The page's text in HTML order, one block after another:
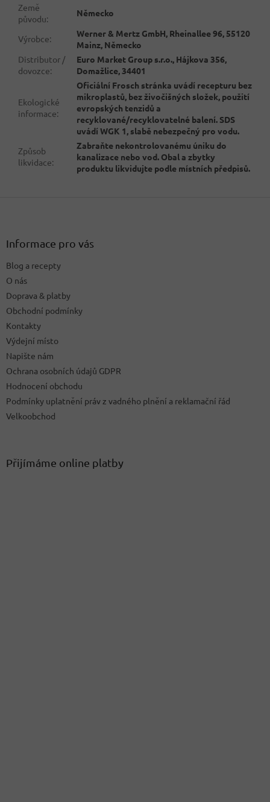
Země
původu:
Německo
Výrobce:
Werner & Mertz GmbH, Rheinallee 96, 55120
Mainz, Německo
Distributor /
dovozce:
Euro Market Group s.r.o., Hájkova 356,
Domažlice, 34401
Ekologické
informace:
Oficiální Frosch stránka uvádí recepturu bez
mikroplastů, bez živočišných složek, použití
evropských tenzidů a
recyklované/recyklovatelné balení. SDS
uvádí WGK 1, slabě nebezpečný pro vodu.
Způsob
likvidace:
Zabraňte nekontrolovanému úniku do
kanalizace nebo vod. Obal a zbytky
produktu likvidujte podle místních předpisů.
Informace pro vás
Blog a recepty
O nás
Doprava & platby
Obchodní podmínky
Kontakty
Výdejní místo
Napište nám
Ochrana osobních údajů GDPR
Hodnocení obchodu
Podmínky uplatnění práv z vadného plnění a reklamační řád
Velkoobchod
Přijímáme online platby